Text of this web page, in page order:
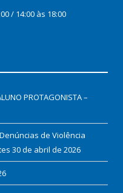
/ 14:00 às 18:00
PROTAGONISTA –
Denúncias de Violência
30 de abril de 2026